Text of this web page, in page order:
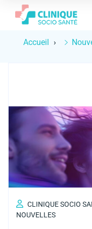
Accueil
CLINIQUE SOCIO
NOUVELLES